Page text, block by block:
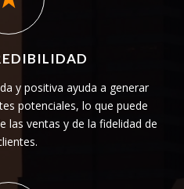
y positiva ayuda a generar
potenciales, lo que puede
las ventas y de la fidelidad de